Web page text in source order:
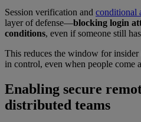
Session verification and conditional
layer of defense—blocking login
conditions, even if someone still
This reduces the window for insider
in control, even when people come
Enabling secure
distributed teams